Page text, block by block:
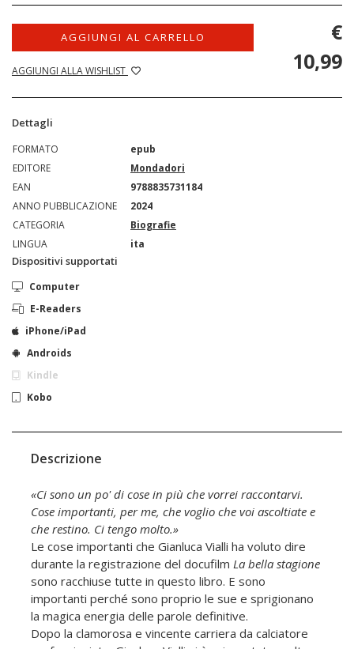
AGGIUNGI AL CARRELLO
AGGIUNGI ALLA WISHLIST
€
10,99
Dettagli
FORMATO
epub
EDITORE
Mondadori
EAN
9788835731184
ANNO PUBBLICAZIONE
2024
CATEGORIA
Biografie
LINGUA
ita
Dispositivi supportati
Computer
E-Readers
iPhone/iPad
Androids
Kindle
Kobo
Descrizione
«Ci sono un po' di cose in più che vorrei raccontarvi.
Cose importanti, per me, che voglio che voi ascoltiate e
che restino. Ci tengo molto.»
Le cose importanti che Gianluca Vialli ha voluto dire
durante la registrazione del docufilm La bella stagione
sono racchiuse tutte in questo libro. E sono
importanti perché sono proprio le sue e sprigionano
la magica energia delle parole definitive.
Dopo la clamorosa e vincente carriera da calciatore